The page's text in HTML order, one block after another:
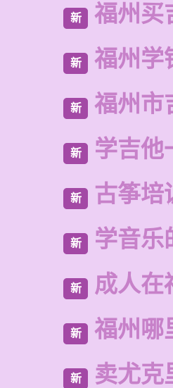
新 福州买
新 福州学
新 福州市
新 学吉他
新 古筝培
新 学音乐
新 成人在
新 福州哪
新 卖尤克